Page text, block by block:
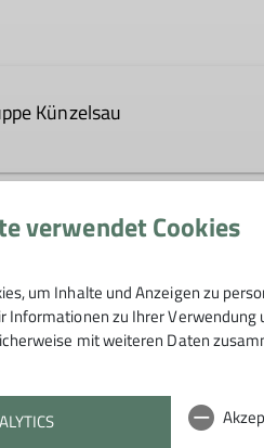
Künzelsau
und Treffen
verwendet Cookies
um Inhalte und Anzeigen zu
Informationen zu Ihrer
mit weiteren Daten